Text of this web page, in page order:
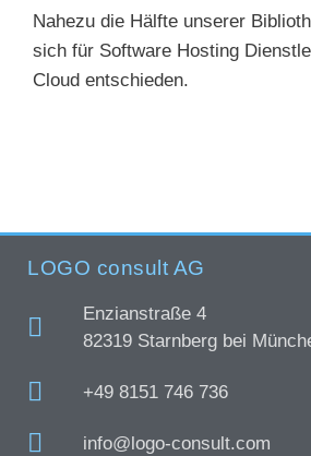
Nahezu die Hälfte unserer
sich für Software Hosting
Cloud entschieden.
LOGO consult AG
Enzianstraße 4
82319 Starnberg bei
+49 8151 746 736
info@logo-consult.com